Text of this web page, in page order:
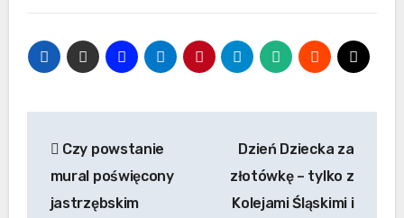
wpisu
Czy powstanie
mural poświęcony
jastrzębskim
Dzień Dziecka za
złotówkę – tylko z
Kolejami Śląskimi i